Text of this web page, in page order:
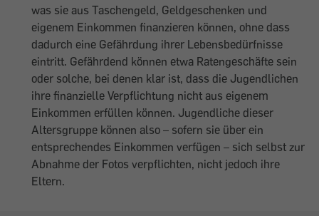
was sie aus Taschengeld, Geldgeschenken und
eigenem Einkommen finanzieren können, ohne dass
dadurch eine Gefährdung ihrer Lebens­bedürfnisse
eintritt. Gefährdend können etwa Ratengeschäfte sein
oder solche, bei denen klar ist, dass die Jugendlichen
ihre finanzielle Verpflichtung nicht aus eigenem
Einkommen erfüllen können. Jugendliche dieser
Alters­gruppe können also – sofern sie über ein
entsprechendes Einkommen verfügen – sich selbst zur
Abnahme der Fotos verpflichten, nicht jedoch ihre
Eltern.